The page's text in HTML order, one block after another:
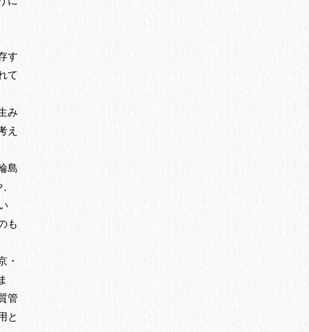
す
て
み
え
島
も
・
管
と